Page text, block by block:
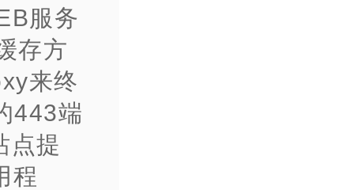
服务
存方
来终
443端
点提
程